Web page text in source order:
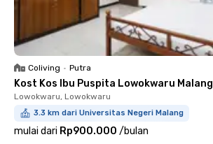
Coliving • Putra
Kost Kos Ibu Puspita Lowokwaru Malang
Lowokwaru, Lowokwaru
3.3 km dari Universitas Negeri Malang
mulai dari Rp900.000 /bulan